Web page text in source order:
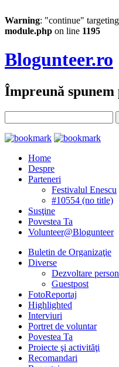
Warning: "continue"
module.php on line 1195
Blogunteer.ro
Împreună
Home
Despre
Parteneri
Festivalul Enescu
#10554 (no title)
Susţine
Povestea Ta
Volunteer@Blogunteer
Buletin de Organizaţie
Diverse
Dezvoltare
Guestpost
FotoReportaj
Highlighted
Interviuri
Portret de voluntar
Povestea Ta
Proiecte şi activităţi
Recomandari